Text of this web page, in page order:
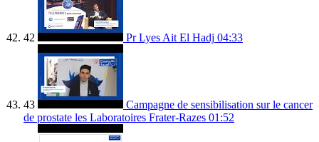
42 Pr Lyes Ait El Hadj 04:33
43
Campagne de sensibilisation sur le cancer
de prostate les Laboratoires Frater-Razes 01:52